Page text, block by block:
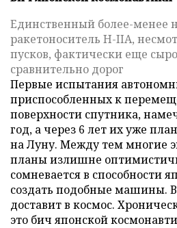
Единственный более-менее
ракетоноситель H-IIA,
пусков, фактически еще
сравнительно дорог
Первые испытания
приспособленных к
поверхности спутника,
год, а через 6 лет их уже
на Луну. Между тем многие
планы излишне
сомневается в способности
создать подобные машины.
доставит в космос.
это бич японской